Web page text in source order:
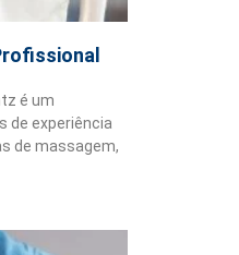
é um
de experiência
de massagem,